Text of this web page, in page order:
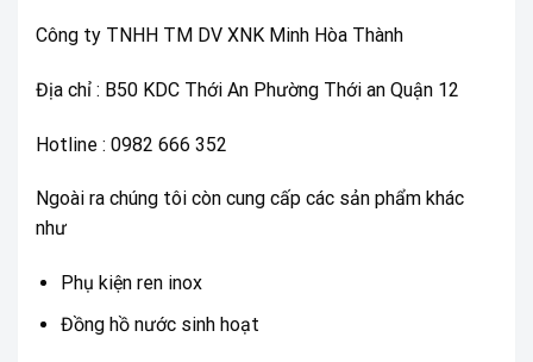
Công ty TNHH TM DV XNK Minh Hòa Thành
Địa chỉ : B50 KDC Thới An Phường Thới an Quận 12
Hotline : 0982 666 352
Ngoài ra chúng tôi còn cung cấp các sản phẩm khác
như
Phụ kiện ren inox
Đồng hồ nước sinh hoạt